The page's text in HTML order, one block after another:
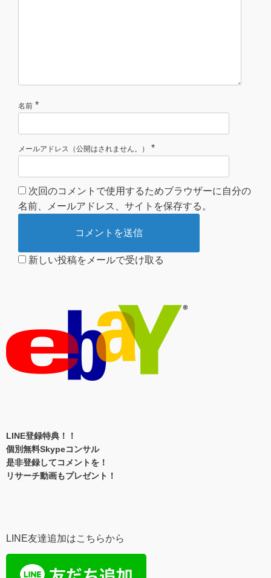
名前 *
メールアドレス（公開はされません。） *
次回のコメントで使用するためブラウザーに自分の
名前、メールアドレス、サイトを保存する。
新しい投稿をメールで受け取る
LINE登録特典！！
個別無料Skypeコンサル
是非登録してコメントを！
リサーチ動画もプレゼント！
LINE友達追加はこちらから